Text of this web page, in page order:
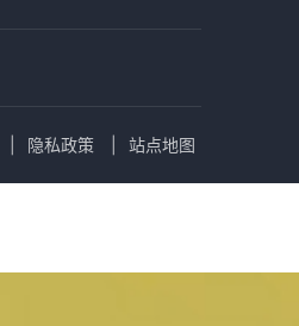
隐私政策 站点地图